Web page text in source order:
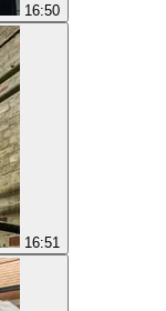
16:50
16:51